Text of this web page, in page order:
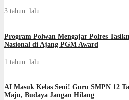
3 tahun lalu
Program Polwan Mengajar Polres
Nasional di Ajang PGM Award
1 tahun lalu
AI Masuk Kelas Seni! Guru SMPN 12
Maju, Budaya Jangan Hilang